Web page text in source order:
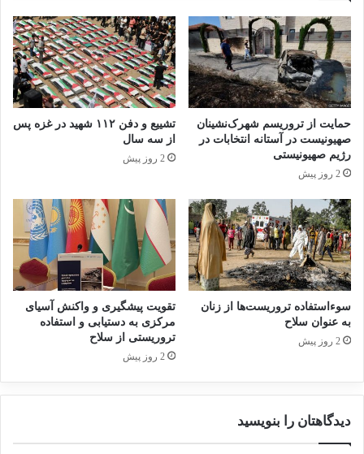
حمایت از تروریسم شهرک‌نشینان
صهیونیست در آستانه انتخابات در
رژیم صهیونیستی
2 روز پیش
تشییع و دفن ۱۱۲ شهید در غزه پس
از سه سال
2 روز پیش
سوءاستفاده تروریست‌ها از زنان
به عنوان سلاح
2 روز پیش
تقویت پیشگیری و واکنش آسیای
مرکزی به دستیابی و استفاده
تروریستی از سلاح
2 روز پیش
دیدگاهتان را بنویسید